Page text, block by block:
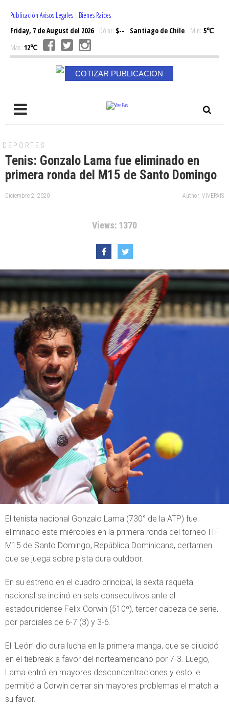
Publicación Avisos Legales | Bienes Raices
Friday, 7 de August del 2026Dólar: $-- Santiago de Chile Min: 5℃
Max: 12℃
COTIZAR PUBLICACION
DEPORTES
Tenis: Gonzalo Lama fue eliminado en
primera ronda del M15 de Santo Domingo
Diciembre 2, 2020 Author: VIVEPAIS
Views: 1370
El tenista nacional Gonzalo Lama (730° de la ATP) fue
eliminado este miércoles en la primera ronda del torneo ITF
M15 de Santo Domingo, República Dominicana, certamen
que se juega sobre pista dura outdoor.
En su estreno en el cuadro principal, la sexta raqueta
nacional se inclinó en sets consecutivos ante el
estadounidense Felix Corwin (510º), tercer cabeza de serie,
por parciales de 6-7 (3) y 3-6.
El ‘León’ dio dura lucha en la primera manga, que se dilucidó
en el tiebreak a favor del norteamericano por 7-3. Luego,
Lama entró en mayores desconcentraciones y esto le
permitió a Corwin cerrar sin mayores problemas el match a
su favor.